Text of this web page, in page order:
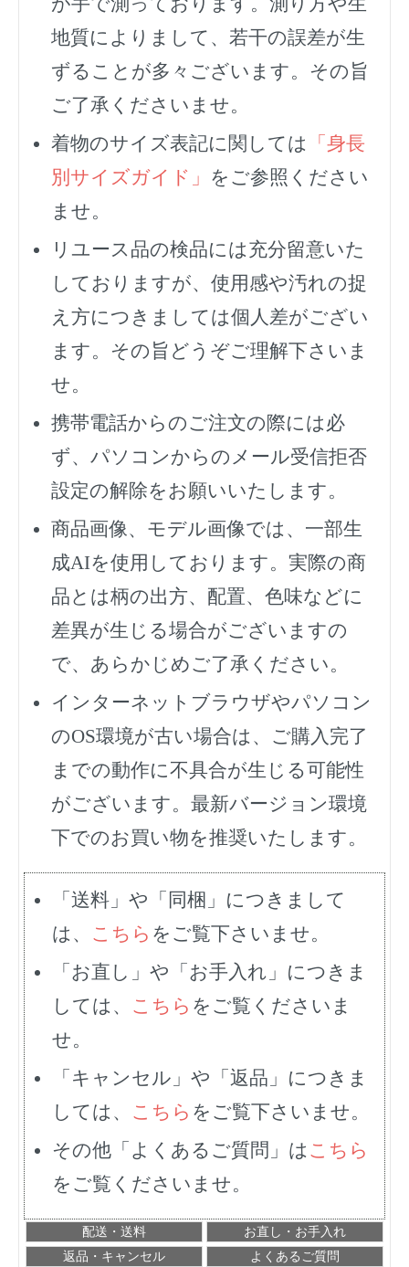
地質によりまして、若干の誤差が生
ずることが多々ございます。その旨
ご了承くださいませ。
着物のサイズ表記に関しては
「身長
別サイズガイド」 をご参照ください
ませ。
リユース品の検品には充分留意いた
しておりますが、使用感や汚れの捉
え方につきましては個人差がござい
ます。その旨どうぞご理解下さいま
せ。
携帯電話からのご注文の際には必
ず、 パソコンからのメール受信拒否
設定の解除をお願いいたします。
商品画像、モデル画像では、一部生
成AIを使用しております。実際の商
品とは柄の出方、配置、色味などに
差異が生じる場合がございますの
で、あらかじめご了承ください。
インターネットブラウザやパソコン
のOS環境が古い場合は、ご購入完了
までの動作に不具合が生じる可能性
がございます。最新バージョン環境
下でのお買い物を推奨いたします。
「送料」や「同梱」につきまして
は、 こちら をご覧下さいませ。
「お直し」や「お手入れ」につきま
しては、 こちら をご覧くださいま
せ。
「キャンセル」や「返品」につきま
しては、 こちら をご覧下さいませ。
その他「よくあるご質問」は こちら
をご覧くださいませ。
配送・送料
お直し・お手入れ
返品・キャンセル
よくあるご質問